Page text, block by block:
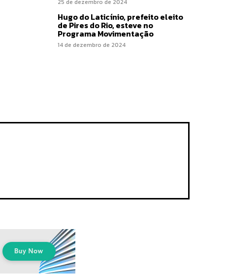
Hugo do Laticínio, prefeito eleito
de Pires do Rio, esteve no
Programa Movimentação
14 de dezembro de 2024